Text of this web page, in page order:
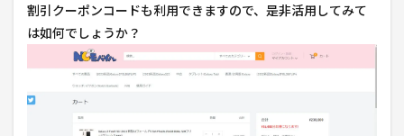
割引クーポンコードも利用できますので、是非活用してみて
は如何でしょうか？